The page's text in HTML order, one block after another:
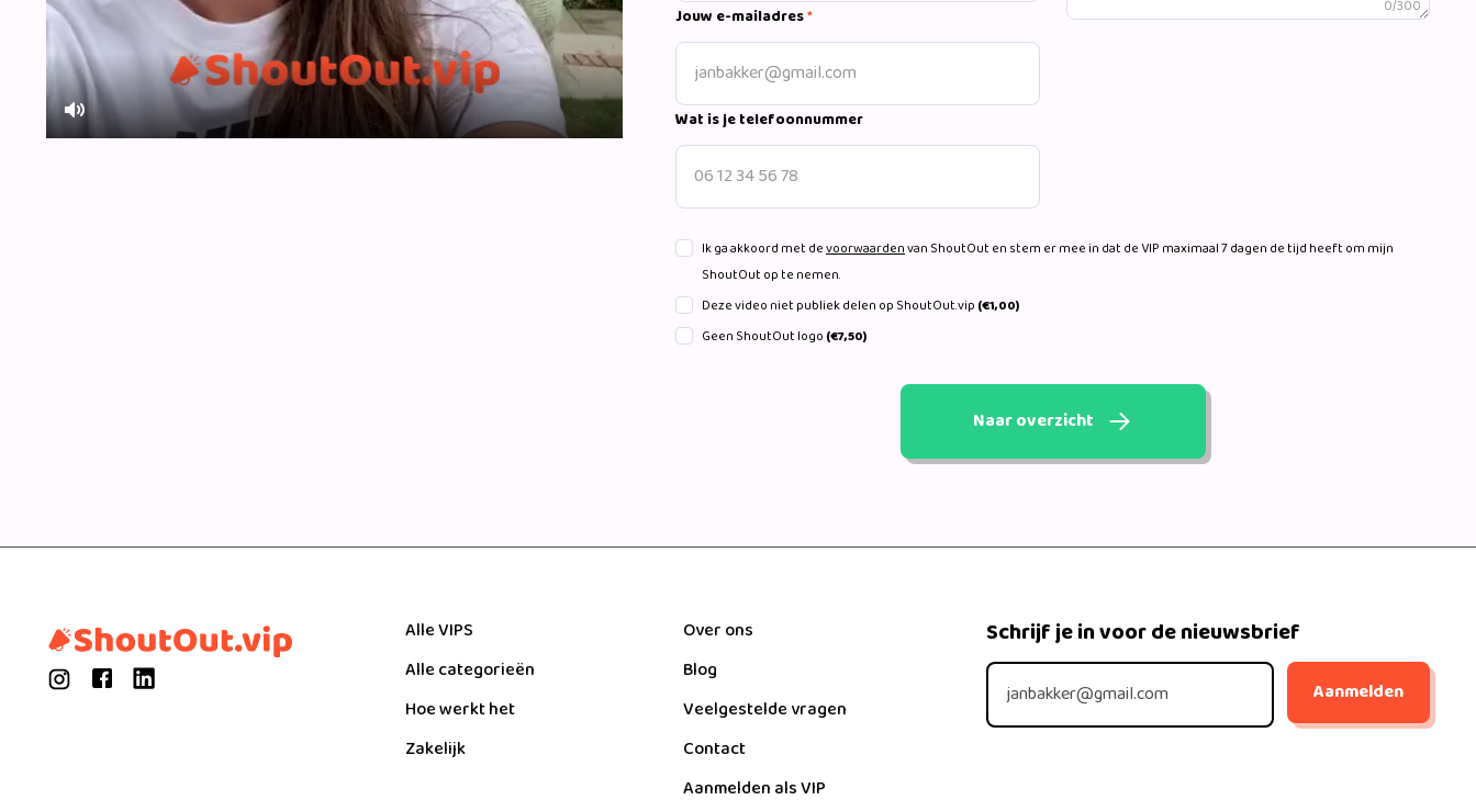
Mute
Jouw e-mailadres*
Wat is je telefoonnummer
0/300
Ik ga akkoord met devoorwaardenvan ShoutOut en stem er mee in dat de VIP maximaal 7 dagen de tijd heeft om mijn
ShoutOut op te nemen.
Deze video niet publiek delen op ShoutOut.vip (€1,00)
Geen ShoutOut logo (€7,50)
Naar overzicht
Alle VIPS
Alle categorieën
Hoe werkt het
Zakelijk
Over ons
Blog
Veelgestelde vragen
Contact
Aanmelden als VIP
Schrijf je in voor de nieuwsbrief
Aanmelden